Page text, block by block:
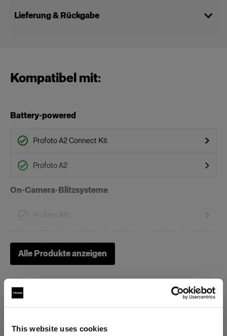
This website uses cookies
Lieferung & Rückgabe
Kompatibel mit:
Battery-powered
Profoto A2 Connect Kit
Profoto A2
On-Camera-Blitzsysteme
Profoto A10
Profoto A1
Waben
Alle Produkte anzeigen